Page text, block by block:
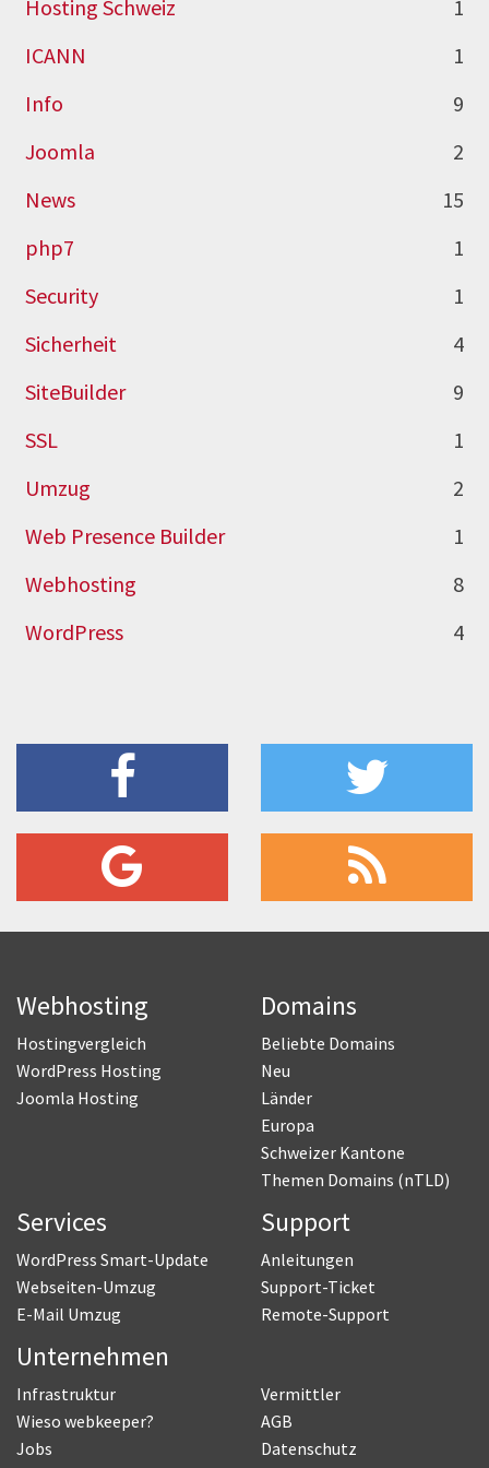
Hosting Schweiz
1
ICANN
1
Info
9
Joomla
2
News
15
php7
1
Security
1
Sicherheit
4
SiteBuilder
9
SSL
1
Umzug
2
Web Presence Builder
1
Webhosting
8
WordPress
4
Webhosting
Hostingvergleich
WordPress Hosting
Joomla Hosting
Domains
Beliebte Domains
Neu
Länder
Europa
Schweizer Kantone
Themen Domains (nTLD)
Services
WordPress Smart-Update
Webseiten-Umzug
E-Mail Umzug
Support
Anleitungen
Support-Ticket
Remote-Support
Unternehmen
Infrastruktur
Wieso webkeeper?
Jobs
Vermittler
AGB
Datenschutz